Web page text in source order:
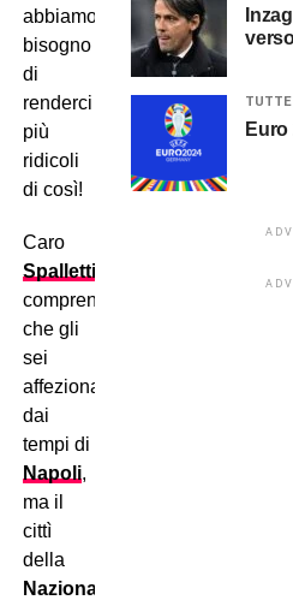
abbiamo
bisogno
di
renderci
più
ridicoli
di così!
Caro
Spalletti
comprendiamo
che gli
sei
affezionato
dai
tempi di
Napoli,
ma il
cittì
della
Nazionale
Euro